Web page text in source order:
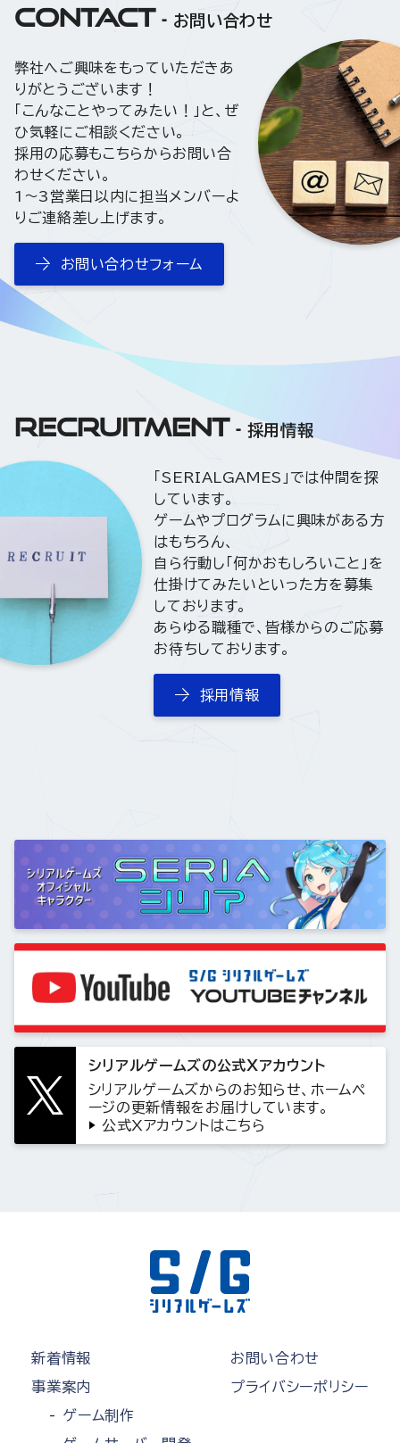
CONTACT お問い合わせ
弊社へご興味をもっていただきあ
りがとうございます！
「こんなことやってみたい！」と、ぜ
ひ気軽にご相談ください。
採用の応募もこちらからお問い合
わせください。
1〜3営業日以内に担当メンバーよ
りご連絡差し上げます。
お問い合わせフォーム
RECRUITMENT 採用情報
「SERIALGAMES」では仲間を探
しています。
ゲームやプログラムに興味がある方
はもちろん、
自ら行動し「何かおもしろいこと」を
仕掛けてみたいといった方を募集
しております。
あらゆる職種で、皆様からのご応募
お待ちしております。
採用情報
シリアルゲームズの公式Xアカウント
シリアルゲームズからのお知らせ、ホームペ
ージの更新情報をお届けしています。
公式Xアカウントはこちら
新着情報
事業案内
ゲーム制作
お問い合わせ
プライバシーポリシー